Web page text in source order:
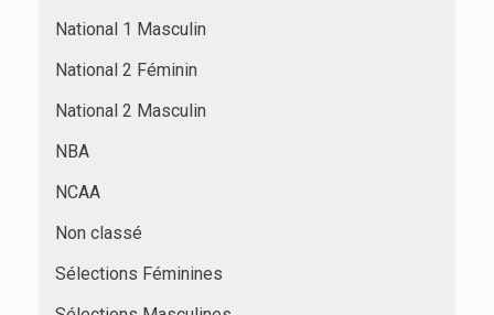
National 1 Masculin
National 2 Féminin
National 2 Masculin
NBA
NCAA
Non classé
Sélections Féminines